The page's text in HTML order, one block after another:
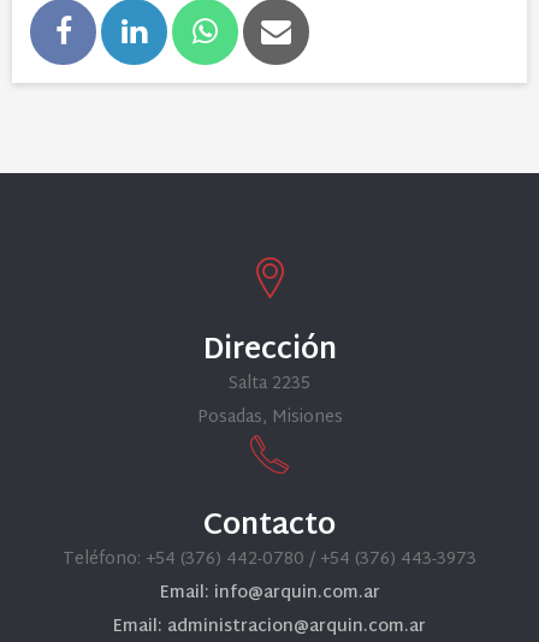
Dirección
Salta 2235
Posadas, Misiones
Contacto
Teléfono: +54 (376) 442-0780 / +54 (376) 443-3973
Email: info@arquin.com.ar
Email: administracion@arquin.com.ar